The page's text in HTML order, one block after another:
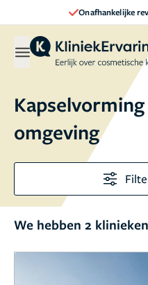
Onafhankelijke
omgeving
We hebben 2